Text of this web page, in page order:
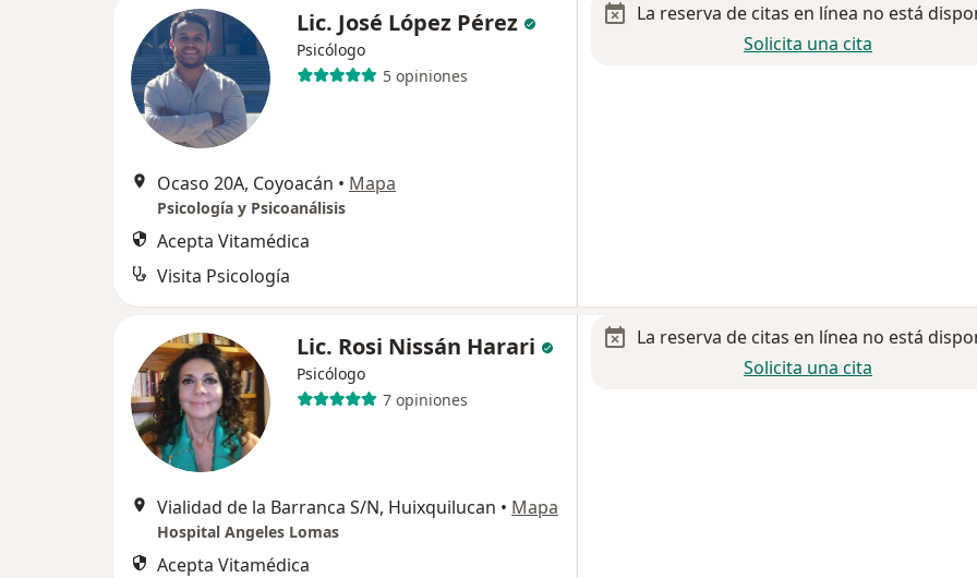
Lic. José López Pérez
Psicólogo
5 opiniones
Ocaso 20A, Coyoacán • Mapa
Psicología y Psicoanálisis
Acepta Vitamédica
Visita Psicología
La reserva de citas en línea no está
Solicita una cita
Lic. Rosi Nissán Harari
Psicólogo
7 opiniones
Vialidad de la Barranca S/N, Huixquilucan • Mapa
Hospital Angeles Lomas
Acepta Vitamédica
La reserva de citas en línea no está
Solicita una cita